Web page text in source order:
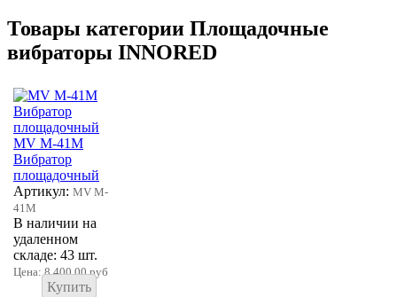
Товары категории Площадочные
вибраторы INNORED
MV M-41M
Вибратор
площадочный
Артикул: MV M-
41M
В наличии на
удаленном
складе: 43 шт.
Цена:8 400,00 руб
Купить